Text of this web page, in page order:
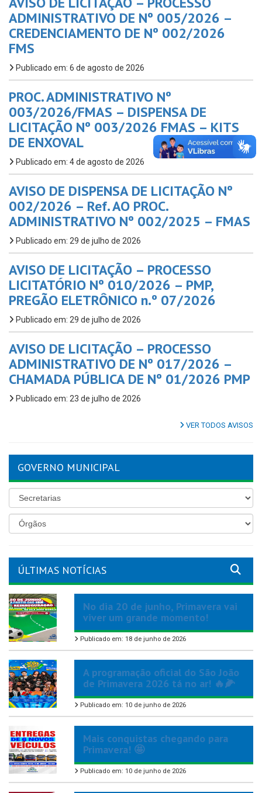
ADMINISTRATIVO DE Nº 005/2026 –
CREDENCIAMENTO DE Nº 002/2026
FMS
Publicado em: 6 de agosto de 2026
PROC. ADMINISTRATIVO Nº
003/2026/FMAS – DISPENSA DE
LICITAÇÃO Nº 003/2026 FMAS – KITS
DE ENXOVAL
Publicado em: 4 de agosto de 2026
AVISO DE DISPENSA DE LICITAÇÃO Nº
002/2026 – Ref. AO PROC.
ADMINISTRATIVO Nº 002/2025 – FMAS
Publicado em: 29 de julho de 2026
AVISO DE LICITAÇÃO – PROCESSO
LICITATÓRIO Nº 010/2026 – PMP,
PREGÃO ELETRÔNICO n.º 07/2026
Publicado em: 29 de julho de 2026
AVISO DE LICITAÇÃO – PROCESSO
ADMINISTRATIVO DE Nº 017/2026 –
CHAMADA PÚBLICA DE Nº 01/2026 PMP
Publicado em: 23 de julho de 2026
VER TODOS AVISOS
GOVERNO MUNICIPAL
ÚLTIMAS NOTÍCIAS
No dia 20 de junho, Primavera vai
viver um grande momento!
Publicado em: 18 de junho de 2026
A programação oficial do São João
de Primavera 2026 tá no ar! 🔥🌽
Publicado em: 10 de junho de 2026
Mais conquistas chegando para
Primavera! 🤩
Publicado em: 10 de junho de 2026